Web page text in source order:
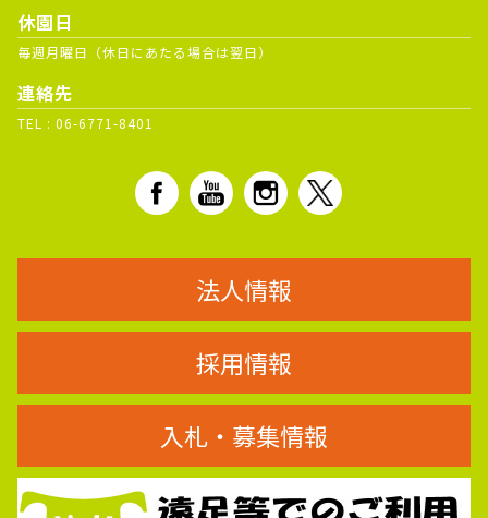
休園日
毎週月曜日（休日にあたる場合は翌日）
連絡先
TEL : 06-6771-8401
法人情報
採用情報
入札・募集情報